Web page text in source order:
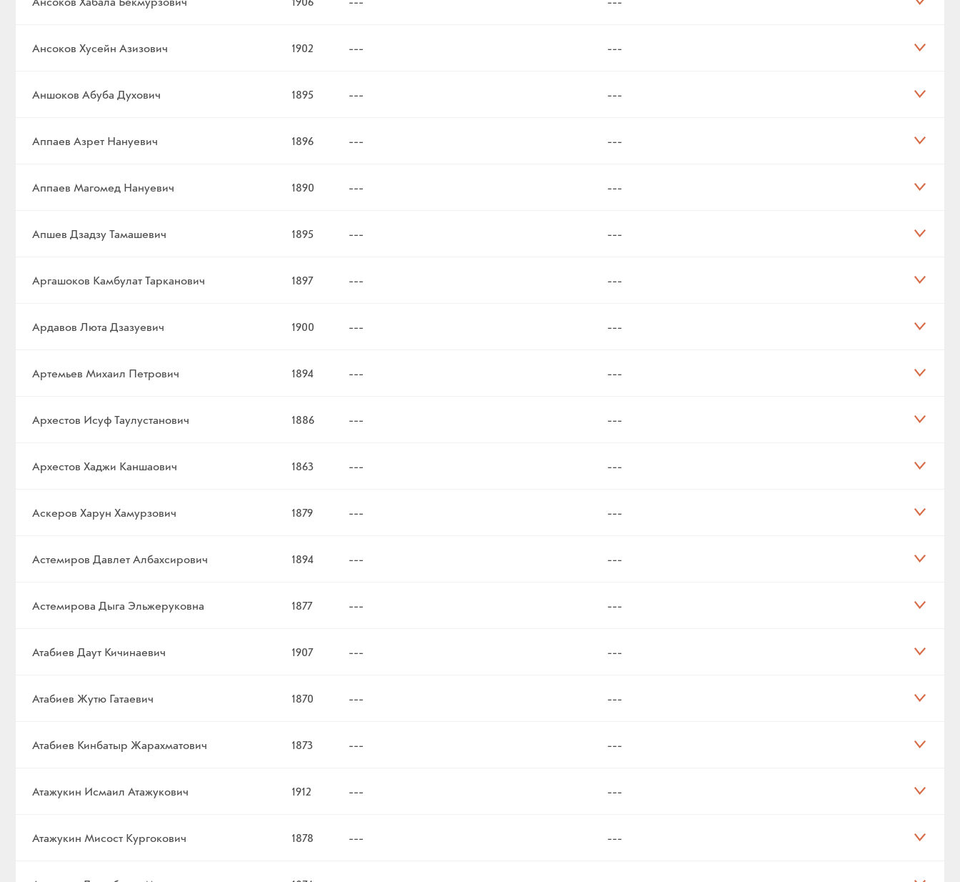
Ансоков Хусейн Азизович 1902 --- ---
Аншоков Абуба Духович 1895 --- ---
Аппаев Азрет Нануевич 1896 --- ---
Аппаев Магомед Нануевич 1890 --- ---
Апшев Дзадзу Тамашевич 1895 --- ---
Аргашоков Камбулат Тарканович 1897 --- ---
Ардавов Люта Дзазуевич 1900 --- ---
Артемьев Михаил Петрович 1894 --- ---
Архестов Исуф Таулустанович 1886 --- ---
Архестов Хаджи Каншаович 1863 --- ---
Аскеров Харун Хамурзович 1879 --- ---
Астемиров Давлет Албахсирович 1894 --- ---
Астемирова Дыга Эльжеруковна 1877 --- ---
Атабиев Даут Кичинаевич 1907 --- ---
Атабиев Жутю Гатаевич 1870 --- ---
Атабиев Кинбатыр Жарахматович 1873 --- ---
Атажукин Исмаил Атажукович 1912 --- ---
Атажукин Мисост Кургокович 1878 --- ---